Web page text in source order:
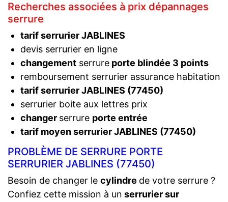
Recherches associées à prix dépannages
serrure
tarif serrurier JABLINES
devis serrurier en ligne
changementserrureporte blindée 3 points
remboursement serrurier assurance habitation
tarif serrurier JABLINES (77450)
serrurier boite aux lettres prix
changer serrure porte entrée
tarif moyen serrurier JABLINES (77450)
PROBLÈME DE SERRURE PORTE
SERRURIER JABLINES (77450)
Besoin de changer le cylindre de votre serrure ?
Confiez cette mission à un serrurier sur